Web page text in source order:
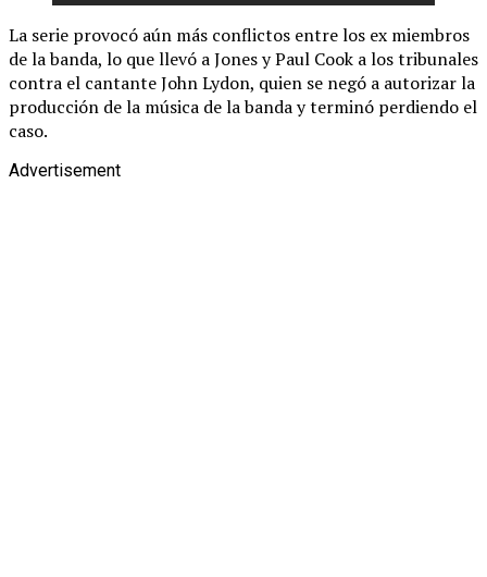
La serie provocó aún más conflictos entre los ex miembros
de la banda, lo que llevó a Jones y Paul Cook a los tribunales
contra el cantante John Lydon, quien se negó a autorizar la
producción de la música de la banda y terminó perdiendo el
caso.
Advertisement